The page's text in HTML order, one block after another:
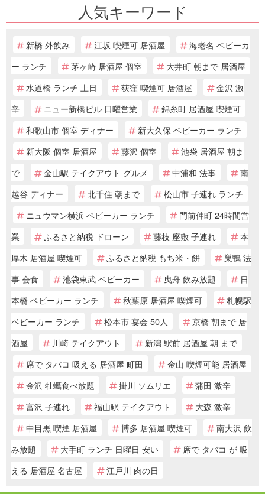
人気キーワード
新橋 外飲み 江坂 喫煙可 居酒屋
海老名 ベビーカ
ー ランチ
茅ヶ崎 居酒屋 個室
大井町 朝まで 居酒屋
水道橋 ランチ 土日
荻窪 喫煙可 居酒屋
金沢 激
辛
ニュー新橋ビル 日曜営業
錦糸町 居酒屋 喫煙可
和歌山市 個室 ディナー
新大久保 ベビーカー ランチ
新大阪 個室 居酒屋
藤沢 個室
池袋 居酒屋 朝ま
で
金山駅 テイクアウト グルメ 中浦和 法事
南
越谷 ディナー
北千住 朝まで
松山市 子連れ ランチ
ニュウマン横浜 ベビーカー ランチ
門前仲町 24時間営
業
ふるさと納税 ドローン 藤枝 座敷 子連れ
本
厚木 居酒屋 喫煙可
ふるさと納税 もち米・餅
巣鴨 法
事 会食
池袋東武 ベビーカー 曳舟 飲み放題
日
本橋 ベビーカー ランチ
秋葉原 居酒屋 喫煙可
札幌駅
ベビーカー ランチ
松本市 宴会 50人
京橋 朝まで 居
酒屋
川崎 テイクアウト
新潟 駅前 居酒屋 朝 まで
席で タバコ 吸える 居酒屋 町田
金山 喫煙可能 居酒屋
金沢 牡蠣食べ放題
掛川 ソムリエ
蒲田 激辛
富沢 子連れ
福山駅 テイクアウト
大森 激辛
中目黒 喫煙 居酒屋
博多 居酒屋 喫煙可
南大沢 飲
み放題
大手町 ランチ 日曜日 安い
席で タバコ が 吸
える 居酒屋 名古屋
江戸川 肉の日